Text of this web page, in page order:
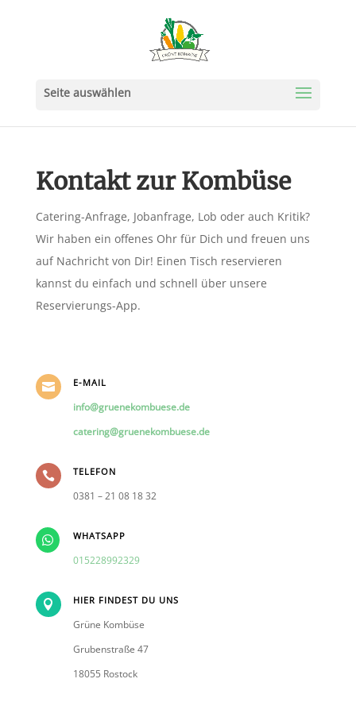
Kontakt zur Kombüse
Catering-Anfrage, Jobanfrage, Lob oder auch Kritik?
Wir haben ein offenes Ohr für Dich und freuen uns
auf Nachricht von Dir! Einen Tisch reservieren
kannst du einfach und schnell über unsere
Reservierungs-App.
 E-MAIL
info@gruenekombuese.de
catering@gruenekombuese.de
 TELEFON
0381 – 21 08 18 32
 WHATSAPP
015228992329
 HIER FINDEST DU UNS
Grüne Kombüse
Grubenstraße 47
18055 Rostock